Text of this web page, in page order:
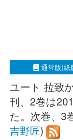
通常版(紙
ユート 拉致
刊、2巻は
た。次巻、3
吉野匠)